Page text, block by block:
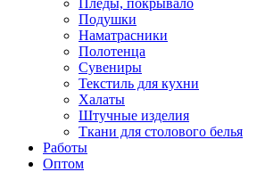
Пледы, покрывало
Подушки
Наматрасники
Полотенца
Сувениры
Текстиль для кухни
Халаты
Штучные изделия
Ткани для столового белья
Работы
Оптом